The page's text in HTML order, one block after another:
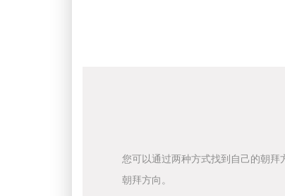
您可以通过两种方式找到自己的朝
朝拜方向。